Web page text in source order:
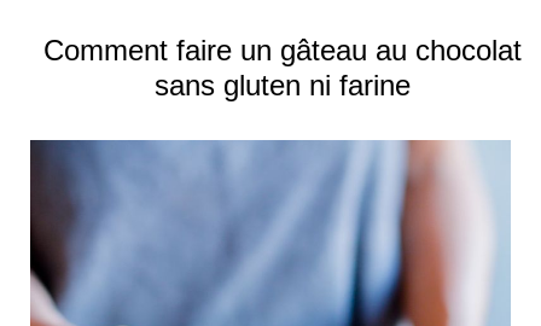
Comment faire un gâteau au chocolat
sans gluten ni farine